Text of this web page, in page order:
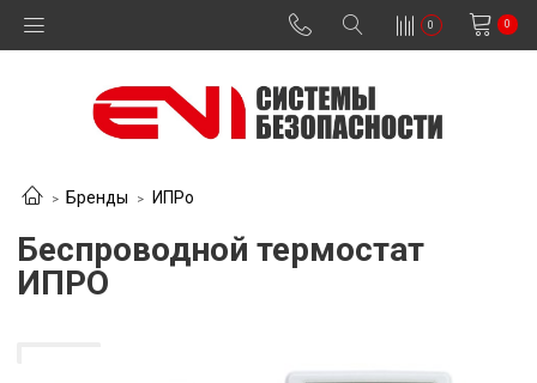
0 0
Бренды ИПРо
Беспроводной термостат
ИПРО